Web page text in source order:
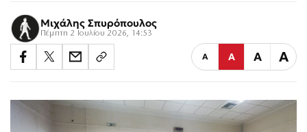
Μιχάλης Σπυρόπουλος
Πέμπτη 2 Ιουλίου 2026, 14:53
Α Α Α Α